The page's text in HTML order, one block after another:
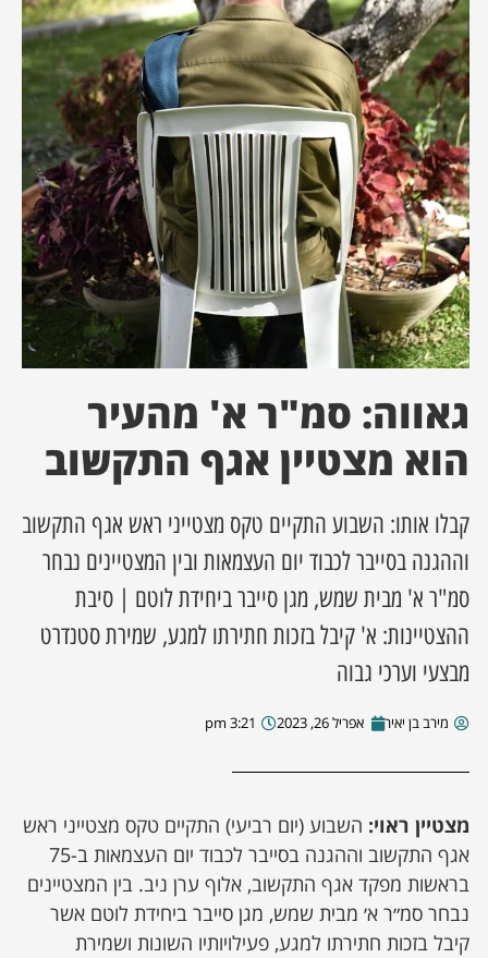
מסע מלחמה
השבוע
מקומית
עסקים
גאווה: סמ"ר א' מהעיר
הוא מצטיין אגף התקשוב
קבלו אותו: השבוע התקיים טקס מצטייני ראש אגף התקשוב
וההגנה בסייבר לכבוד יום העצמאות ובין המצטיינים נבחר
סמ"ר א' מבית שמש, מגן סייבר ביחידת לוטם | סיבת
ההצטיינות: א' קיבל בזכות חתירתו למגע, שמירת סטנדרט
מבצעי וערכי גבוה
מירב בן יאיר אפריל 26, 2023 3:21 pm
מצטיין ראוי: השבוע (יום רביעי) התקיים טקס מצטייני ראש
אגף התקשוב וההגנה בסייבר לכבוד יום העצמאות ב-75
בראשות מפקד אגף התקשוב, אלוף ערן ניב. בין המצטיינים
נבחר סמ״ר א׳ מבית שמש, מגן סייבר ביחידת לוטם אשר
קיבל בזכות חתירתו למגע, פעילויותיו השונות ושמירת